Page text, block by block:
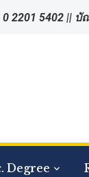
2201 5402 ||
Degree